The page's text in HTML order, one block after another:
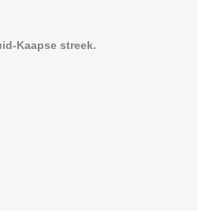
Kaapse streek.